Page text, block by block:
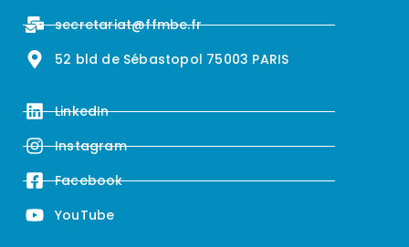
secretariat@ffmbe.fr
52 bld de Sébastopol 75003 PARIS
LinkedIn
Instagram
Facebook
YouTube